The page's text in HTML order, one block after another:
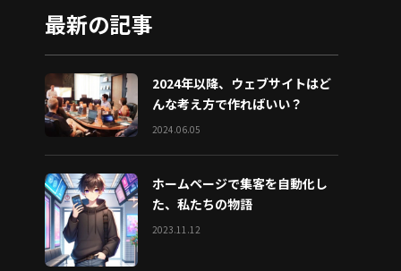
最新の記事
2024年以降、ウェブサイトはど
んな考え方で作ればいい？
2024.06.05
ホームページで集客を自動化し
た、私たちの物語
2023.11.12